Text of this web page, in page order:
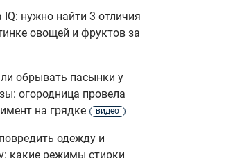
IQ: нужно найти 3 отличия
овощей и фруктов за
обрывать пасынки у
огородница провела
на грядке
видео
одежду и
какие режимы стирки